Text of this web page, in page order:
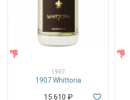
1907
1907 Whittoria
15 610 ₽